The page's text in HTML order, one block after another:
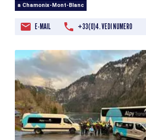
a Chamonix-Mont-Blanc
E-MAIL +33(0)4. VEDI NUMERO